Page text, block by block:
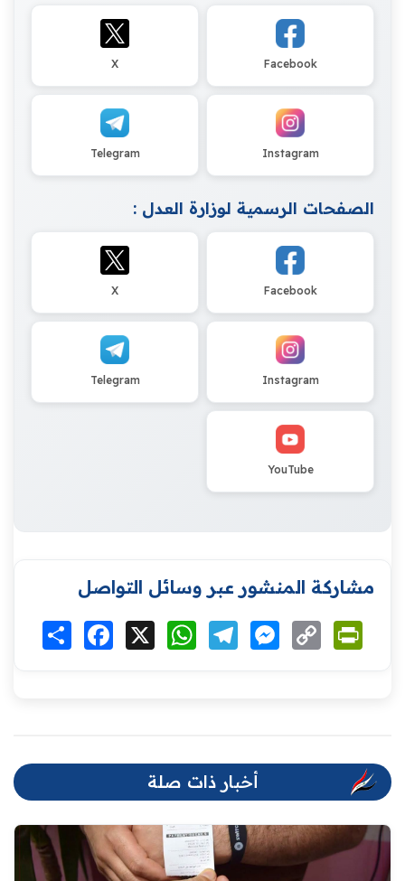
Facebook
X
Instagram
Telegram
الصفحات الرسمية لوزارة العدل :
Facebook
X
Instagram
Telegram
YouTube
مشاركة المنشور عبر وسائل التواصل
انشر Facebook WhatsAppTelegramMessenger
Copy
Link
أخبار ذات صلة